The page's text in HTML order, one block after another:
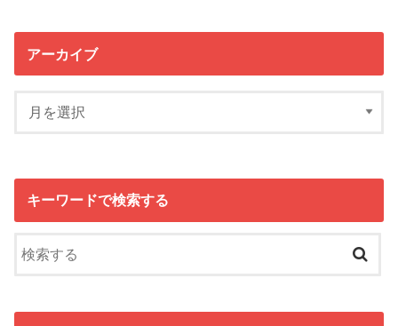
アーカイブ
キーワードで検索する